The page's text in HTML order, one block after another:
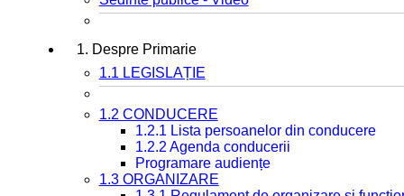
1. Despre Primarie
1.1 LEGISLAȚIE
1.2 CONDUCERE
1.2.1 Lista persoanelor din conducere
1.2.2 Agenda conducerii
Programare audiențe
1.3 ORGANIZARE